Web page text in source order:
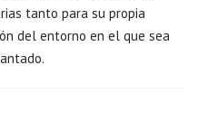
tanto para su propia
del entorno en el que sea